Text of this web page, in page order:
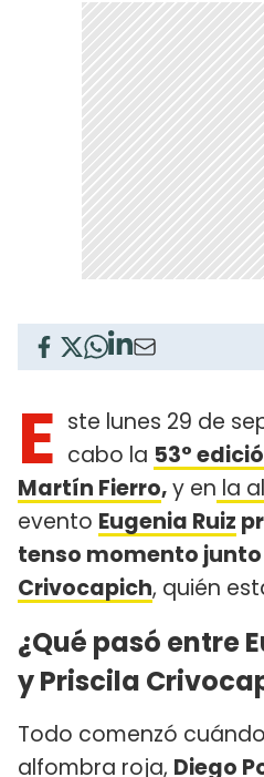
E ste lunes 29 de
cabo la 53°
Martín Fierro,y en la
evento Eugenia Ruiz
tenso momento
Crivocapich, quién
¿Qué pasó entre
y Priscila
Todo comenzó
alfombra roja, Diego